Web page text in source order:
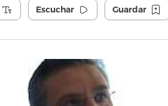
Escuchar Guardar